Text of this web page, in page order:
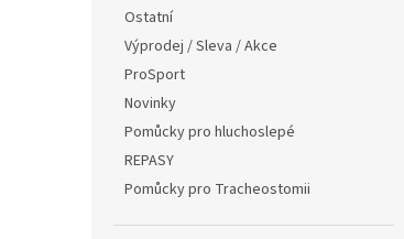
Ostatní
Výprodej / Sleva / Akce
ProSport
Novinky
Pomůcky pro hluchoslepé
REPASY
Pomůcky pro Tracheostomii